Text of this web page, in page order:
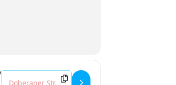
Destination Address - Klaus Lederer: »Mit links